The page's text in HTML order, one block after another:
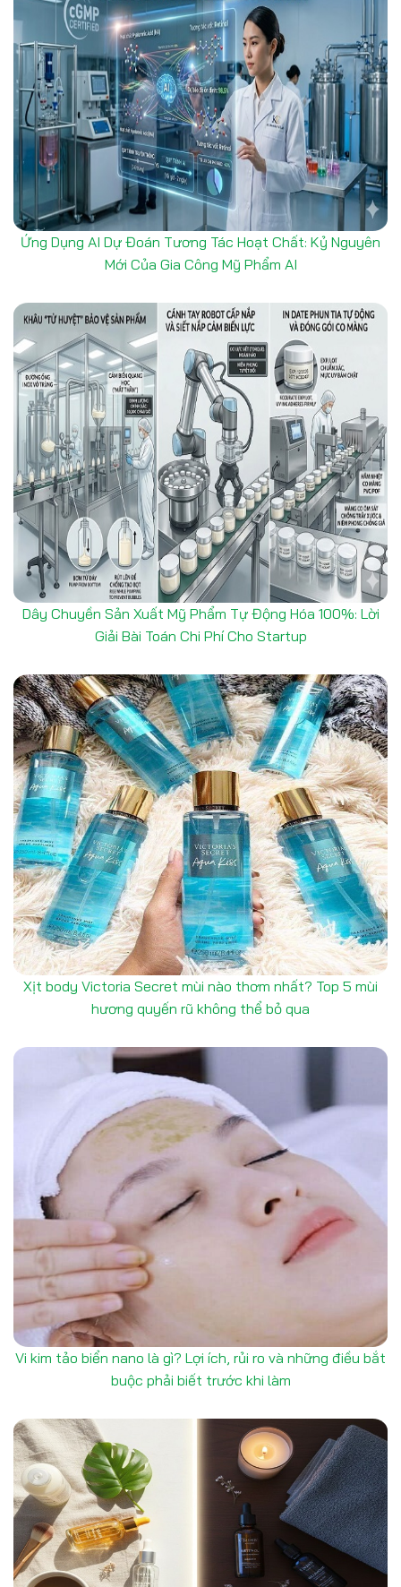
Ứng Dụng AI Dự Đoán Tương Tác Hoạt Chất: Kỷ Nguyên
Mới Của Gia Công Mỹ Phẩm AI
Dây Chuyền Sản Xuất Mỹ Phẩm Tự Động Hóa 100%: Lời
Giải Bài Toán Chi Phí Cho Startup
Xịt body Victoria Secret mùi nào thơm nhất? Top 5 mùi
hương quyến rũ không thể bỏ qua
Vi kim tảo biển nano là gì? Lợi ích, rủi ro và những điều bắt
buộc phải biết trước khi làm